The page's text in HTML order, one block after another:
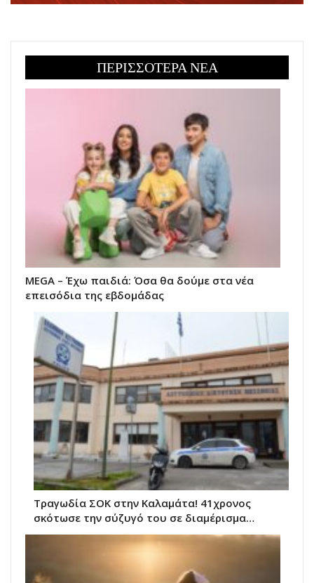
ΠΕΡΙΣΣΟΤΕΡΑ ΝΕΑ
MEGA – Έχω παιδιά: Όσα θα δούμε στα νέα
επεισόδια της εβδομάδας
Τραγωδία ΣΟΚ στην Καλαμάτα! 41χρονος
σκότωσε την σύζυγό του σε διαμέρισμα…